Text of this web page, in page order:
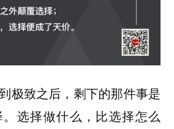
极致之后，剩下的那件事是
选择做什么，比选择怎么